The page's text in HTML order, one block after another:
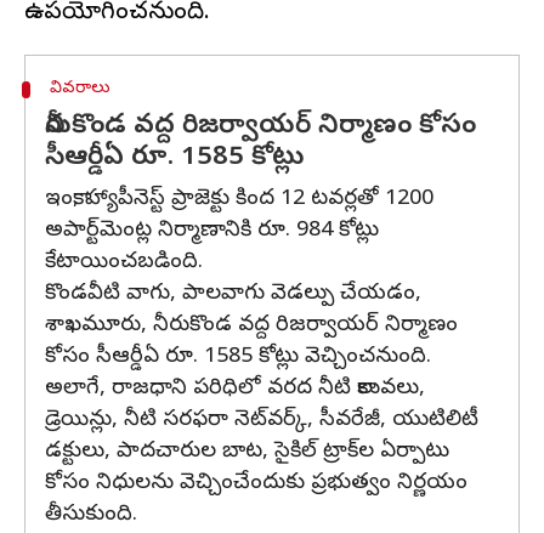
వివరాలు
నీరుకొండ వద్ద రిజర్వాయర్ నిర్మాణం కోసం
సీఆర్డీఏ రూ. 1585 కోట్లు
ఇంకా, హ్యాపీనెస్ట్ ప్రాజెక్టు కింద 12 టవర్లతో 1200
అపార్ట్‌మెంట్ల నిర్మాణానికి రూ. 984 కోట్లు
కేటాయించబడింది.
కొండవీటి వాగు, పాలవాగు వెడల్పు చేయడం,
శాఖమూరు, నీరుకొండ వద్ద రిజర్వాయర్ నిర్మాణం
కోసం సీఆర్డీఏ రూ. 1585 కోట్లు వెచ్చించనుంది.
అలాగే, రాజధాని పరిధిలో వరద నీటి కాలువలు,
డ్రెయిన్లు, నీటి సరఫరా నెట్‌వర్క్, సీవరేజీ, యుటిలిటీ
డక్టులు, పాదచారుల బాట, సైకిల్ ట్రాక్‌ల ఏర్పాటు
కోసం నిధులను వెచ్చించేందుకు ప్రభుత్వం నిర్ణయం
తీసుకుంది.